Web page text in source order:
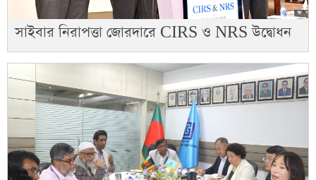
সাইবার নিরাপত্তা জোরদারে CIRS ও NRS উদ্বোধন